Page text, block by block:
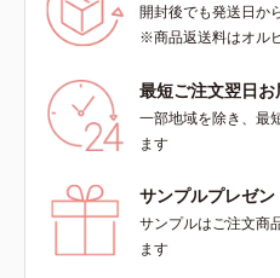
開封後でも発送日か
※商品返送料はオル
最短ご注文翌日お
一部地域を除き、最
ます
サンプルプレゼン
サンプルはご注文商
ます